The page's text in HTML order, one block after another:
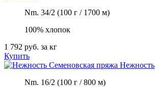
Nm. 34/2 (100 г / 1700 м)
100% хлопок
1 792 руб. за кг
Купить
Семеновская пряжа Нежность
Nm. 16/2 (100 г / 800 м)